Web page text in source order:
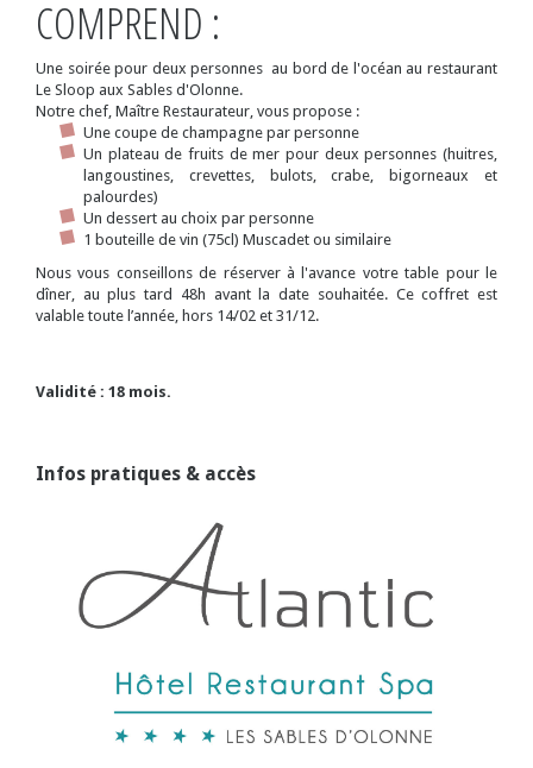
COMPREND :
Une soirée pour deux personnes au bord de l'océan au restaurant
Le Sloop aux Sables d'Olonne.
Notre chef, Maître Restaurateur, vous propose :
Une coupe de champagne par personne
Un plateau de fruits de mer pour deux personnes (huitres,
langoustines, crevettes, bulots, crabe, bigorneaux et
palourdes)
Un dessert au choix par personne
1 bouteille de vin (75cl) Muscadet ou similaire
Nous vous conseillons de réserver à l'avance votre table pour le
dîner, au plus tard 48h avant la date souhaitée. Ce coffret est
valable toute l’année, hors 14/02 et 31/12.
Validité : 18 mois.
Infos pratiques & accès